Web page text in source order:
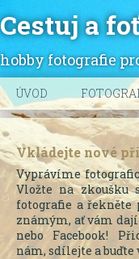
Cestuj a foť
hobby fotografie
ÚVOD
Vkládejte nové
Vyprávíme
Vložte na zkoušku
fotografie a řekněte
známým, ať vám dají
nebo Facebook!
nám, sdílejte a buďte